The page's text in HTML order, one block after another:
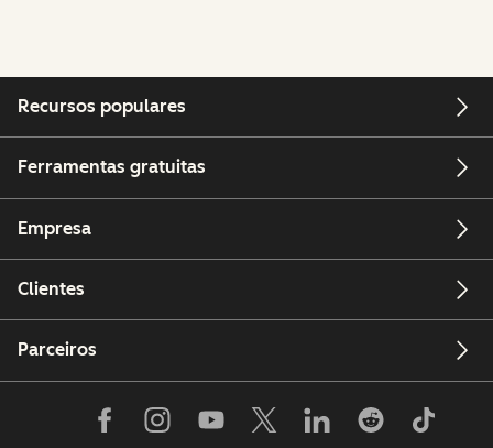
Recursos populares
Ferramentas gratuitas
Empresa
Clientes
Parceiros